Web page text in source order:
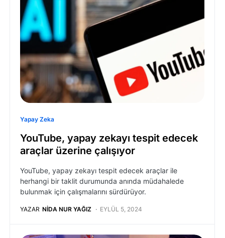
Yapay Zeka
YouTube, yapay zekayı tespit edecek
araçlar üzerine çalışıyor
YouTube, yapay zekayı tespit edecek araçlar ile
herhangi bir taklit durumunda anında müdahalede
bulunmak için çalışmalarını sürdürüyor.
YAZAR NIDA NUR YAĞIZ EYLÜL 5, 2024